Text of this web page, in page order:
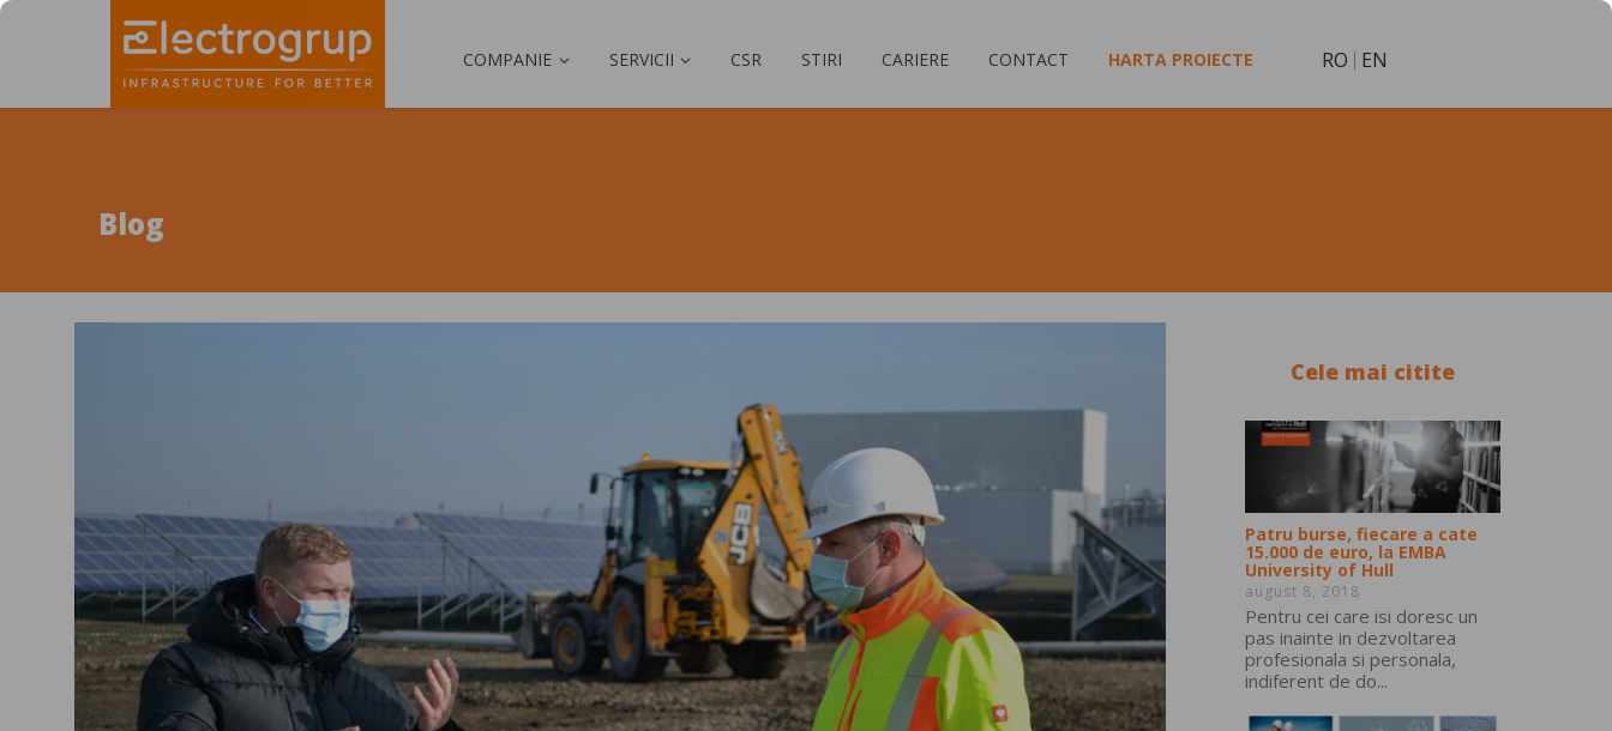
COMPANIE SERVICII CSR STIRI CARIERE CONTACT HARTA PROIECTE RO EN
Blog
Cele mai citite
Patru burse, fiecare a cate
15.000 de euro, la EMBA
University of Hull
august 8, 2018
Pentru cei care isi doresc un
pas inainte in dezvoltarea
profesionala si personala,
indiferent de do...